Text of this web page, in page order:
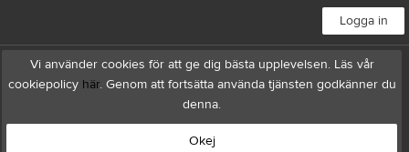
Logga in
Vi använder cookies för att ge dig bästa upplevelsen. Läs vår
cookiepolicy här. Genom att fortsätta använda tjänsten godkänner du
denna.
Okej